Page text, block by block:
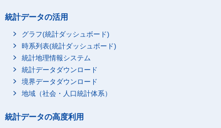
統計データの活用
グラフ(統計ダッシュボード)
時系列表(統計ダッシュボード)
統計地理情報システム
統計データダウンロード
境界データダウンロード
地域（社会・人口統計体系）
統計データの高度利用